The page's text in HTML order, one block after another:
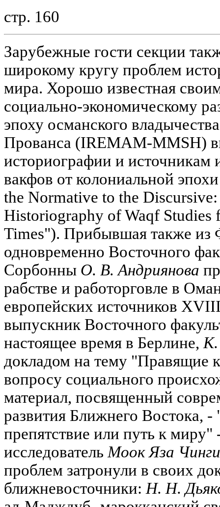
стр. 160
Зарубежные гости секции
широкому кругу проблем
мира. Хорошо известная
социально-экономическому
эпоху османского
Прованса (IREMAM-MMSH)
историографии и источникам
вакфов от колониальной
the Normative to the Discursive:
Historiography of Waqf Studies
Times"). Прибывшая также из
одновременно Восточного
Сорбонны О. В. Андриянова
рабстве и работорговле в
европейских источников
выпускник Восточного
настоящее время в Берлине,
докладом на тему "Правящие
вопросу социального
материал, посвященный
развития Ближнего Востока,
препятствие или путь к миру"
исследователь Моок Яза
проблем затронули в своих
ближневосточники: Н. Н.